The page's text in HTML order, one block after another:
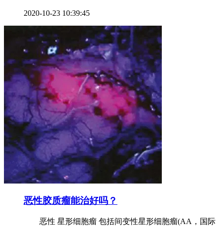
2020-10-23 10:39:45
恶性胶质瘤能治好吗？
恶性 星形细胞瘤 包括间变性星形细胞瘤(AA，国际